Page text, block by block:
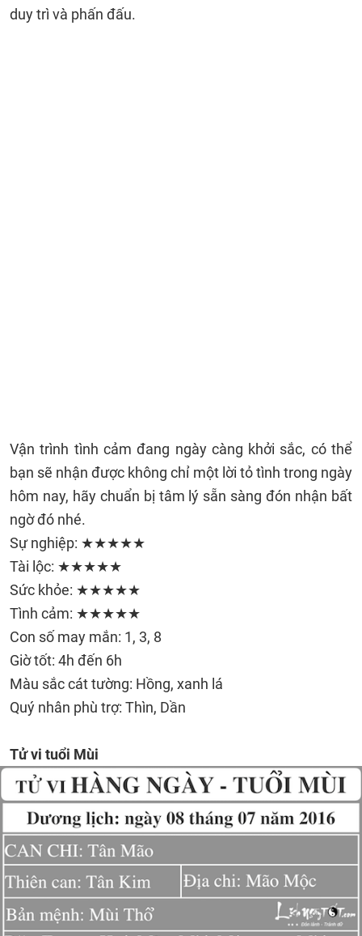
duy trì và phấn đấu.
Vận trình tình cảm đang ngày càng khởi sắc, có thể
bạn sẽ nhận được không chỉ một lời tỏ tình trong ngày
hôm nay, hãy chuẩn bị tâm lý sẵn sàng đón nhận bất
ngờ đó nhé.
Sự nghiệp: ★★★★★
Tài lộc: ★★★★★
Sức khỏe: ★★★★★
Tình cảm: ★★★★★
Con số may mắn: 1, 3, 8
Giờ tốt: 4h đến 6h
Màu sắc cát tường: Hồng, xanh lá
Quý nhân phù trợ: Thìn, Dần
Tử vi tuổi Mùi